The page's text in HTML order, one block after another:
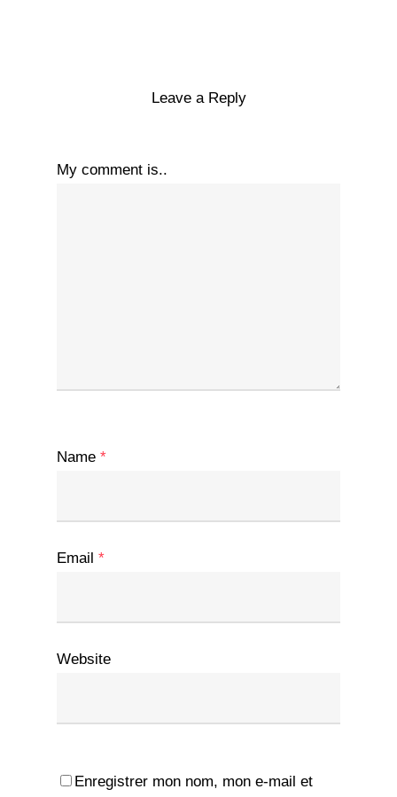
Leave a Reply
My comment is..
Name *
Email *
Website
Enregistrer mon nom, mon e-mail et